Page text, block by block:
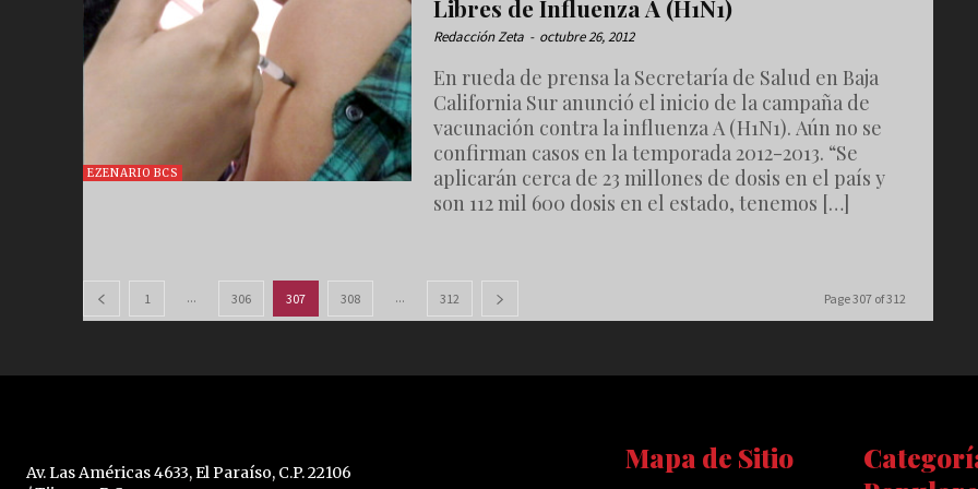
EZENARIO BCS
Libres de Influenza A (H1N1)
Redacción Zeta - octubre 26, 2012
En rueda de prensa la Secretaría de Salud en Baja
California Sur anunció el inicio de la campaña de
vacunación contra la influenza A (H1N1). Aún no se
confirman casos en la temporada 2012-2013. “Se
aplicarán cerca de 23 millones de dosis en el país y
son 112 mil 600 dosis en el estado, tenemos […]
1 ... 306 307 308 ... 312 Page 307 of 312
Av. Las Américas 4633, El Paraíso, C.P. 22106
Mapa de Sitio